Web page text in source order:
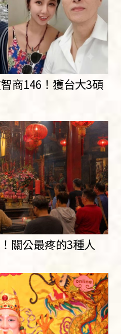
商146！獲台大3碩
關公最疼的3種人